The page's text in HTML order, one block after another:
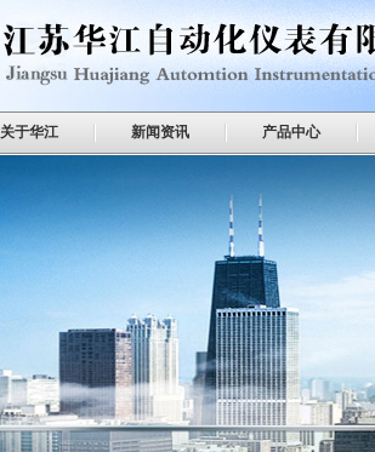
关于华江 新闻资讯 产品中心